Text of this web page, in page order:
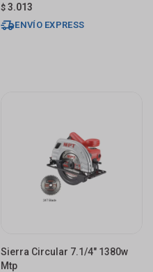
$ 3.013
ENVÍO EXPRESS
Sierra Circular 7.1/4" 1380w
Mtp